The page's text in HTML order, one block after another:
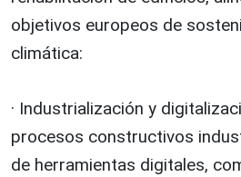
objetivos europeos de
climática:
· Industrialización y
procesos constructivos
de herramientas digitales,